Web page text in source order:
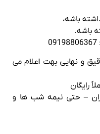
باشه،
باشه.
و نهایی بهت اعلام می‌
– حتی نیمه‌ شب‌ ها و